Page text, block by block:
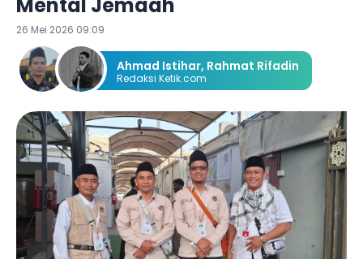
26 Mei 2026 09:09
Ahmad Istihar, Rahmat Rifadin
Redaksi Ketik.com